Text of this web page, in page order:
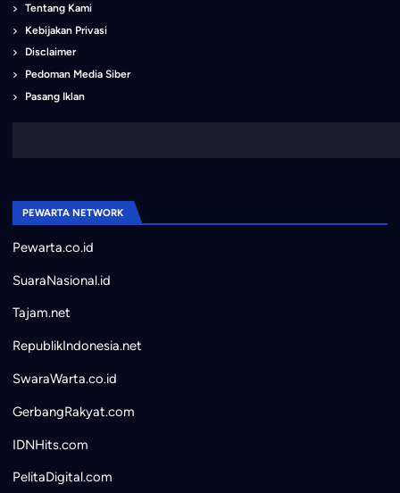
Tentang Kami
Kebijakan Privasi
Disclaimer
Pedoman Media Siber
Pasang Iklan
PEWARTA NETWORK
Pewarta.co.id
SuaraNasional.id
Tajam.net
RepublikIndonesia.net
SwaraWarta.co.id
GerbangRakyat.com
IDNHits.com
PelitaDigital.com